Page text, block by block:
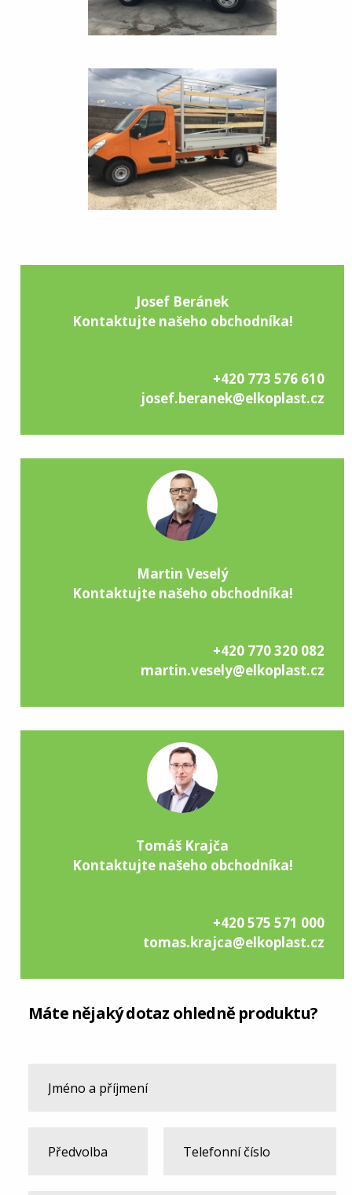
Josef Beránek
Kontaktujte našeho obchodníka!
+420 773 576 610
josef.beranek@elkoplast.cz
Martin Veselý
Kontaktujte našeho obchodníka!
+420 770 320 082
martin.vesely@elkoplast.cz
Tomáš Krajča
Kontaktujte našeho obchodníka!
+420 575 571 000
tomas.krajca@elkoplast.cz
Máte nějaký dotaz ohledně produktu?